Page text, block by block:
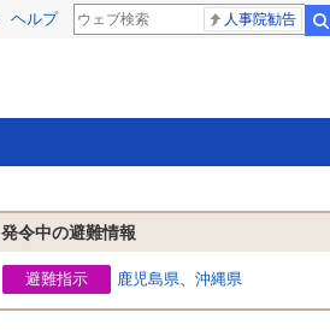
ヘルプ 人事院勧告
発令中の避難情報
避難指示 鹿児島県、 沖縄県